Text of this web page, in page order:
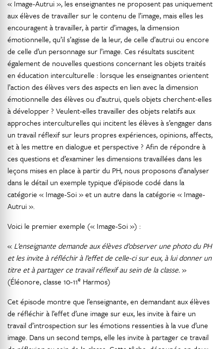
« Image-Autrui », les enseignantes ne proposent pas uniquement
aux élèves de travailler sur le contenu de l’image, mais elles les
encouragent à travailler, à partir d’images, la dimension
émotionnelle, qu’il s’agisse de la leur, de celle d’autrui ou encore
de celle d’un personnage sur l’image. Ces résultats suscitent
également de nouvelles questions concernant les objets traités
en éducation interculturelle : lorsque les enseignantes orientent
l’action des élèves vers des aspects en lien avec la dimension
émotionnelle des élèves ou d’autrui, quels objets cherchent-elles
à développer ? Veulent-elles travailler des objets relatifs aux
approches interculturelles qui incitent les élèves à s’engager dans
un travail réflexif sur leurs propres expériences, opinions, affects,
et à les mettre en dialogue et perspective ? Afin de répondre à
ces questions et d’examiner les dimensions travaillées dans les
leçons mises en place à partir du PH, nous proposons d’analyser
dans le détail un exemple typique d’épisode codé dans la
catégorie « Image-Soi » et un autre dans la catégorie « Image-
Autrui ».
Voici le premier exemple (« Image-Soi ») :
« L’enseignante demande aux élèves d’observer une photo du PH
et les invite à réfléchir à l’effet de celle-ci sur eux, à lui donner un
titre et à partager ce travail réflexif au sein de la classe.»
(Éléonore, classe 10-11e Harmos)
Cet épisode montre que l’enseignante, en demandant aux élèves
de réfléchir à l’effet d’une image sur eux, les invite à faire un
travail d’introspection sur les émotions ressenties à la vue d’une
image. Dans un second temps, elle les invite à partager ce travail